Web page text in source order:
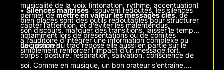
musicalité de la voix (intonation, rythme, accentuation)
permet demettre en valeur les messages clés, de
capter l’attention, et d’éviter les malentendus,
notamment lors de présentations ou de comités
décisionnels.
•Silences maîtrisés:souvent redoutés, les silences
bien placés sont des outils redoutables pour structurer
son discours, marquer des transitions, laisser le temps
à l’auditoire d’intégrer une information complexe ou
simplement renforcer l’impact d’un message fort.
La gestion du trac repose elle aussi en partie sur le
corps : posture, respiration, salivation, conscience de
soi. Comme en musique, un bon orateur s’entraîne.